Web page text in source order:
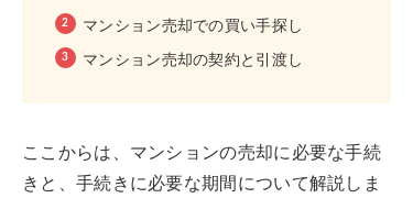
マンション売却での買い手探し
マンション売却の契約と引渡し
ここからは、マンションの売却に必要な手続
きと、手続きに必要な期間について解説しま